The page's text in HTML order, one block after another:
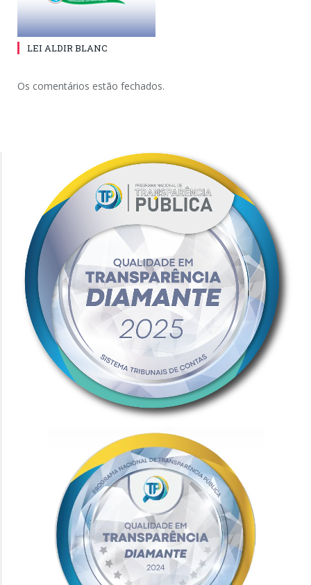
LEI ALDIR BLANC
Os comentários estão fechados.